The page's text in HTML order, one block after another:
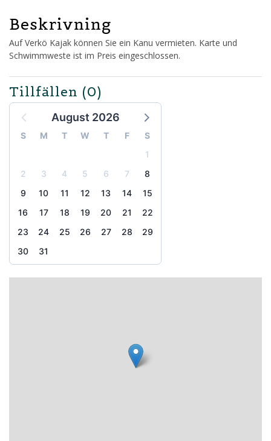
Beskrivning
Auf Verkö Kajak können Sie ein Kanu vermieten. Karte und
Schwimmweste ist im Preis eingeschlossen.
Tillfällen (0)
August 2026
S M T W T F
S
1
2
3 4 5 6 7
8
9
10 11 12 13 14
15
16
17 18 19 20 21
22
23
24 25 26 27 28
29
30
31